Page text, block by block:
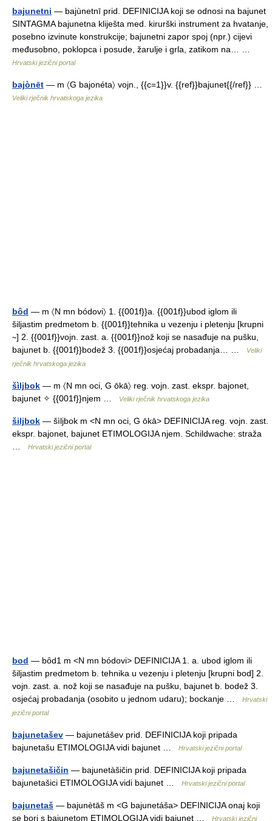
bajunetni — bajùnetnī prid. DEFINICIJA koji se odnosi na bajunet
SINTAGMA bajunetna kliješta med. kirurški instrument za hvatanje,
posebno izvinute konstrukcije; bajunetni zapor spoj (npr.) cijevi
međusobno, poklopca i posude, žarulje i grla, zatikom na… …
Hrvatski jezični portal
bajònēt — m 〈G bajonéta〉 vojn., {{c=1}}v. {{ref}}bajunet{{/ref}} …
Veliki rječnik hrvatskoga jezika
bôd — m 〈N mn bódovi〉 1. {{001f}}a. {{001f}}ubod iglom ili
šiljastim predmetom b. {{001f}}tehnika u vezenju i pletenju [krupni
∼] 2. {{001f}}vojn. zast. a. {{001f}}nož koji se nasađuje na pušku,
bajunet b. {{001f}}bodež 3. {{001f}}osjećaj probadanja… …
Veliki
rječnik hrvatskoga jezika
šìljbok — m 〈N mn oci, G ōkā〉 reg. vojn. zast. ekspr. bajonet,
bajunet ✧ {{001f}}njem …
Veliki rječnik hrvatskoga jezika
šiljbok — šìljbok m <N mn oci, G ōkā> DEFINICIJA reg. vojn. zast.
ekspr. bajonet, bajunet ETIMOLOGIJA njem. Schildwache: straža
Hrvatski jezični portal
bod — bȏd1 m <N mn bódovi> DEFINICIJA 1. a. ubod iglom ili
šiljastim predmetom b. tehnika u vezenju i pletenju [krupni bod] 2.
vojn. zast. a. nož koji se nasađuje na pušku, bajunet b. bodež 3.
osjećaj probadanja (osobito u jednom udaru); bockanje …
Hrvatski
jezični portal
bajunetašev — bajunetášev prid. DEFINICIJA koji pripada
bajunetašu ETIMOLOGIJA vidi bajunet …
Hrvatski jezični portal
bajunetašičin — bajunetàšičin prid. DEFINICIJA koji pripada
bajunetašici ETIMOLOGIJA vidi bajunet …
Hrvatski jezični portal
bajunetaš — bajunètāš m <G bajunetáša> DEFINICIJA onaj koji
se bori s bajunetom ETIMOLOGIJA vidi bajunet …
Hrvatski jezični